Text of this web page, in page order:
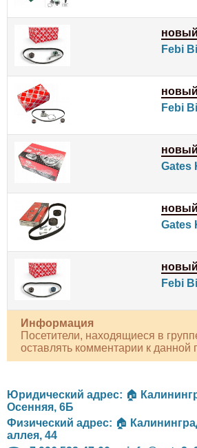
новый
Febi
новый
Febi
новый
Gates
новый
Gates
новый
Febi
Информация
Посетители, находящиеся в
оставлять комментарии к данной
Юридический адрес: 🏠
Осенняя, 6Б
Физический адрес: 🏠
аллея, 44